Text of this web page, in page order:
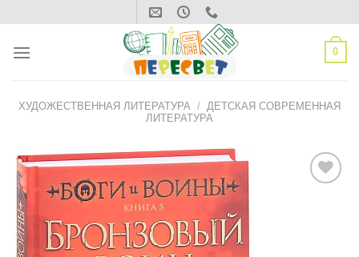
content
0
ХУДОЖЕСТВЕННАЯ ЛИТЕРАТУРА / ДЕТСКАЯ СОВРЕМЕННАЯ
ЛИТЕРАТУРА